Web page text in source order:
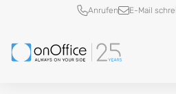
Schnellzugriff
Anrufen E-Mail